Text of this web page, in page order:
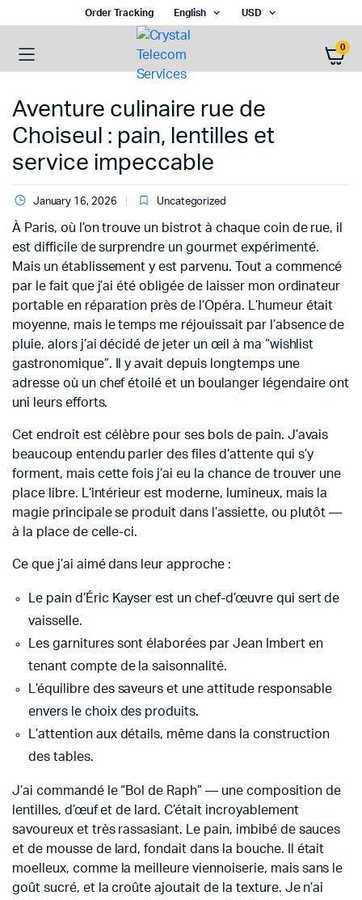
Order Tracking English USD
0
Aventure culinaire rue de
Choiseul : pain, lentilles et
service impeccable
January 16, 2026 Uncategorized
À Paris, où l’on trouve un bistrot à chaque coin de rue, il
est difficile de surprendre un gourmet expérimenté.
Mais un établissement y est parvenu. Tout a commencé
par le fait que j’ai été obligée de laisser mon ordinateur
portable en réparation près de l’Opéra. L’humeur était
moyenne, mais le temps me réjouissait par l’absence de
pluie, alors j’ai décidé de jeter un œil à ma “wishlist
gastronomique”. Il y avait depuis longtemps une
adresse où un chef étoilé et un boulanger légendaire ont
uni leurs efforts.
Cet endroit est célèbre pour ses bols de pain. J’avais
beaucoup entendu parler des files d’attente qui s’y
forment, mais cette fois j’ai eu la chance de trouver une
place libre. L’intérieur est moderne, lumineux, mais la
magie principale se produit dans l’assiette, ou plutôt —
à la place de celle-ci.
Ce que j’ai aimé dans leur approche :
Le pain d’Éric Kayser est un chef-d’œuvre qui sert de
vaisselle.
Les garnitures sont élaborées par Jean Imbert en
tenant compte de la saisonnalité.
L’équilibre des saveurs et une attitude responsable
envers le choix des produits.
L’attention aux détails, même dans la construction
des tables.
J’ai commandé le “Bol de Raph” — une composition de
lentilles, d’œuf et de lard. C’était incroyablement
savoureux et très rassasiant. Le pain, imbibé de sauces
et de mousse de lard, fondait dans la bouche. Il était
moelleux, comme la meilleure viennoiserie, mais sans le
goût sucré, et la croûte ajoutait de la texture. Je n’ai